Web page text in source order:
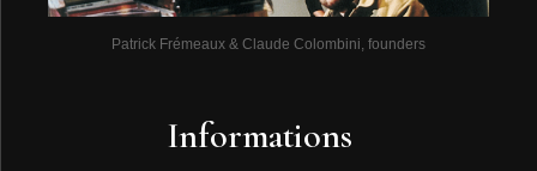
Patrick Frémeaux & Claude Colombini, founders
Informations